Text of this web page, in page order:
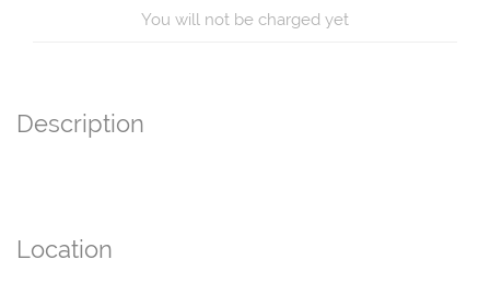
You will not be charged yet
Description
Location